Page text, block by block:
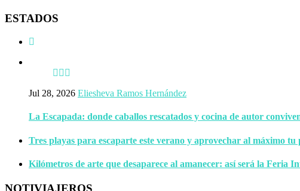
ESTADOS
Jul 28, 2026 Eliesheva Ramos Hernández
La Escapada: donde caballos rescatados y cocina de autor
Tres playas para escaparte este verano y aprovechar al máximo tu
Kilómetros de arte que desaparece al amanecer: así será la
NOTIVIAJEROS